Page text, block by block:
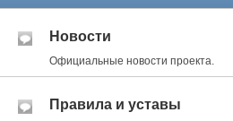
Новости
Официальные новости проекта.
Правила и уставы